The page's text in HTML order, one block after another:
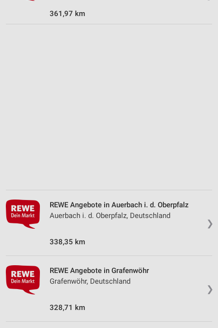
361,97 km
❯
REWE Angebote in Auerbach i. d. Oberpfalz
Auerbach i. d. Oberpfalz, Deutschland
338,35 km
❯
REWE Angebote in Grafenwöhr
Grafenwöhr, Deutschland
328,71 km
Messung der Performance von Inhalten
Performance
Funktional